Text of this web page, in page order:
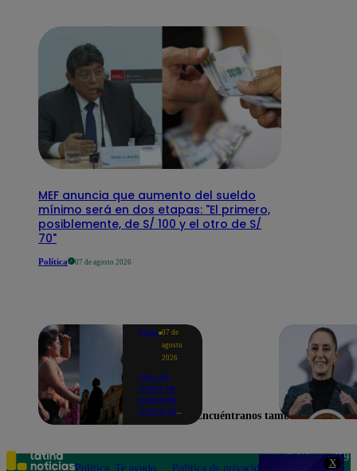
X
MEF anuncia que aumento del sueldo
mínimo será en dos etapas: "El primero,
posiblemente, de S/ 100 y el otro de S/
70"
Política 07 de agosto 2026
Lima 07 de
agosto
2026
Ola de
calor se
extiende
hasta el
Lima y
otras 16
Encuéntranos también en
Política Te ayudo Política de privacidad
Teléfono: 219